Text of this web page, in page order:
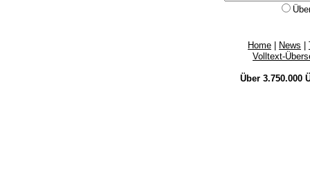
Home News
Volltext-
Über 3.750.000